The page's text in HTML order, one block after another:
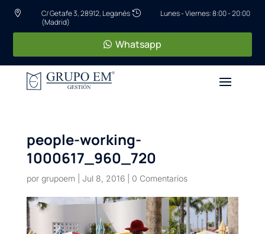

C/ Getafe 3, 28912, Leganés
(Madrid)
 Lunes - Viernes: 8:00 - 20:00
Whatsapp
people-working-
1000617_960_720
por grupoem Jul 8, 2016| 0 Comentarios